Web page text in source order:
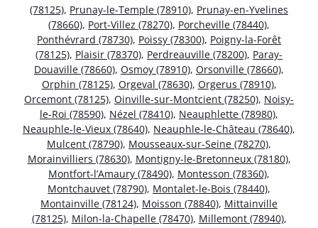
(78125), Prunay-le-Temple (78910), Prunay-en-Yvelines
(78660), Port-Villez (78270), Porcheville (78440),
Ponthévrard (78730), Poissy (78300), Poigny-la-Forêt
(78125), Plaisir (78370), Perdreauville (78200), Paray-
Douaville (78660), Osmoy (78910), Orsonville (78660),
Orphin (78125), Orgeval (78630), Orgerus (78910),
Orcemont (78125), Oinville-sur-Montcient (78250), Noisy-
le-Roi (78590), Nézel (78410), Neauphlette (78980),
Neauphle-le-Vieux (78640), Neauphle-le-Château (78640),
Mulcent (78790), Mousseaux-sur-Seine (78270),
Morainvilliers (78630), Montigny-le-Bretonneux (78180),
Montfort-l’Amaury (78490), Montesson (78360),
Montchauvet (78790), Montalet-le-Bois (78440),
Montainville (78124), Moisson (78840), Mittainville
(78125), Milon-la-Chapelle (78470), Millemont (78940),